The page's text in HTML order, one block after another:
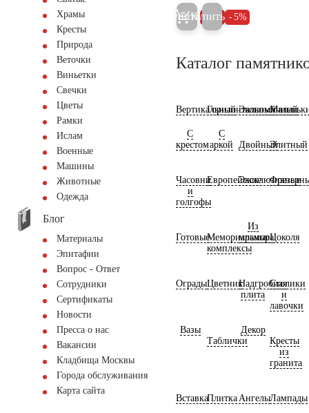
Храмы
Кресты
Природа
Веточки
Виньетки
Свечки
Цветы
Рамки
Ислам
Военные
Машины
Животные
Одежда
Блог
Материалы
Эпитафии
Вопрос - Ответ
Сотрудники
Сертификаты
Новости
Пресса о нас
Вакансии
Кладбища Москвы
Города обслуживания
Карта сайта
Купить 5%
Купить 5%
Каталог
ВертикальныйГоризонтальный
Экономичный
С
крестом
С
аркой
ДвойныйЭлитный
Часовни
и
голгофы
ЕвропейскиеЭксклюзивные
ГотовыеМемориальные
комплексы
Из
мрамораЦоколя
ОградыЦветникНадгробная
плита
Столики
и
лавочки
Вазы
Таблички
Декор
Кресты
из
гранита
ВставкаПлитка АнгелыЛампады